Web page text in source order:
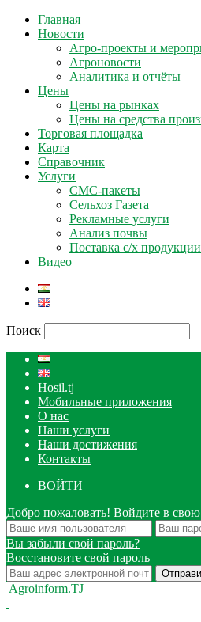
Главная
Новости
Агро-проекты и
Агроновости
Аналитика и отчёты
Цены
Цены на рынках
Цены на средства
Торговая площадка
Карта
Справочник
Услуги
СМС-пакеты
Сельхоз Газета
Рекламные услуги
Анализ почвы
Поставка с/х продукции
Видео
Поиск
Hosil.tj
Мобильные приложения
О нас
Наши услуги
Наши достижения
Контакты
ВОЙТИ
Добро пожаловать! Войдите в
Вы забыли свой пароль?
Восстановите свой пароль
Agroinform.TJ